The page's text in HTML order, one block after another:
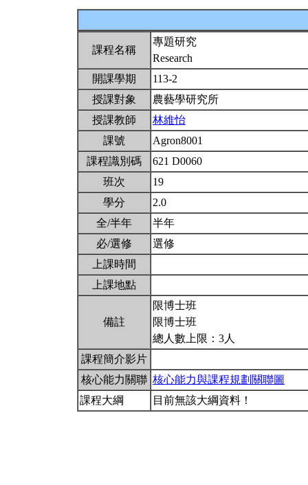
課程名稱
專題研究
Research
開課學期
113-2
授課對象
農藝學研究所
授課教師
林維怡
課號
Agron8001
課程識別碼
621 D0060
班次
19
學分
2.0
全/半年
半年
必/選修
選修
上課時間
上課地點
備註
限博士班
限博士班
總人數上限：3人
課程簡介影片
核心能力關聯 核心能力與課程規劃關聯圖
課程大綱
目前無該大綱資料！